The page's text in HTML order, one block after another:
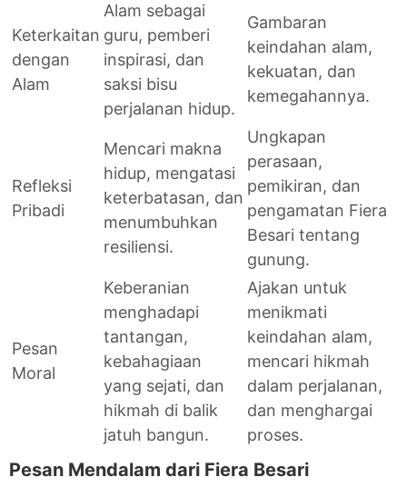
Keterkaitan
dengan
Alam
Alam sebagai
guru, pemberi
inspirasi, dan
saksi bisu
perjalanan hidup.
Gambaran
keindahan alam,
kekuatan, dan
kemegahannya.
Refleksi
Pribadi
Mencari makna
hidup, mengatasi
keterbatasan, dan
menumbuhkan
resiliensi.
Ungkapan
perasaan,
pemikiran, dan
pengamatan Fiera
Besari tentang
gunung.
Pesan
Moral
Keberanian
menghadapi
tantangan,
kebahagiaan
yang sejati, dan
hikmah di balik
jatuh bangun.
Ajakan untuk
menikmati
keindahan alam,
mencari hikmah
dalam perjalanan,
dan menghargai
proses.
Pesan Mendalam dari Fiera Besari